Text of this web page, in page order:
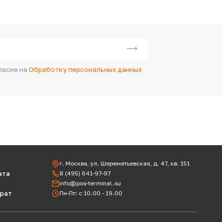
на Обработку персональных данных
г. Москва, ул. Шереметьевская, д. 47, кв. 151
8 (495) 641-97-97
info@pos-terminal.su
Пн-Пт: с 10.00 - 19.00